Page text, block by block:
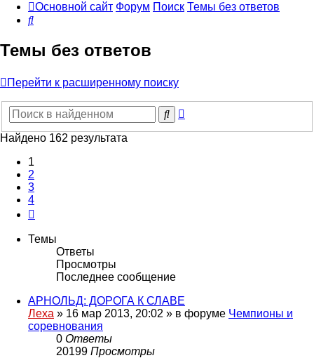
Основной сайт Форум Поиск Темы без ответов
Поиск
Темы без ответов
Перейти к расширенному поиску
Поиск
Найдено 162 результата
1
2
3
4
Темы
Ответы
Просмотры
Последнее сообщение
АРНОЛЬД: ДОРОГА К СЛАВЕ
Леха » 16 мар 2013, 20:02 » в форуме Чемпионы и
соревнования
0 Ответы
20199 Просмотры